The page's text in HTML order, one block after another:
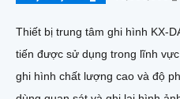
Thiết bị trung tâm ghi hình KX-
tiến được sử dụng trong lĩnh vực giám
ghi hình chất lượng cao và độ